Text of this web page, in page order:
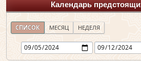
Календарь
СПИСОК МЕСЯЦ НЕДЕЛЯ